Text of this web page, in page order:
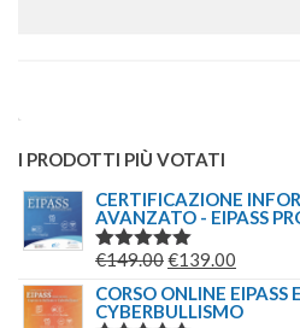
I PRODOTTI PIÙ VOTATI
CERTIFICAZIONE
AVANZATO - EIPASS
VALUTATO
€149.00IL
PREZZO
ORIGINALE
€139.00
CORSO ONLINE EIPASS
CYBERBULLISMO